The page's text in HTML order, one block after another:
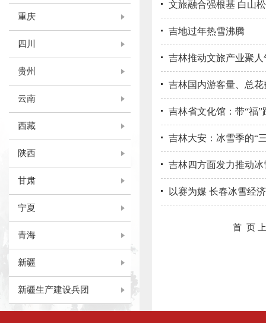
重庆
四川
贵州
云南
西藏
陕西
甘肃
宁夏
青海
新疆
新疆生产建设兵团
文旅融合强根基 白山
吉地过年热雪沸腾
吉林推动文旅产业聚人
吉林国内游客量、总花
吉林省文化馆：带“福”
吉林大安：冰雪季的“
吉林四方面发力推动
以赛为媒 长春冰雪经
首 页